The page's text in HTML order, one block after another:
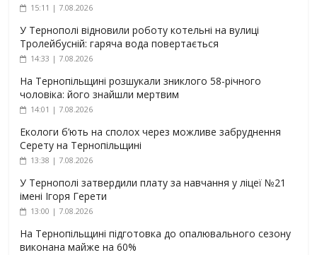
15:11 | 7.08.2026
У Тернополі відновили роботу котельні на вулиці
Тролейбусній: гаряча вода повертається
14:33 | 7.08.2026
На Тернопільщині розшукали зниклого 58-річного
чоловіка: його знайшли мертвим
14:01 | 7.08.2026
Екологи б’ють на сполох через можливе забруднення
Серету на Тернопільщині
13:38 | 7.08.2026
У Тернополі затвердили плату за навчання у ліцеї №21
імені Ігоря Герети
13:00 | 7.08.2026
На Тернопільщині підготовка до опалювального сезону
виконана майже на 60%